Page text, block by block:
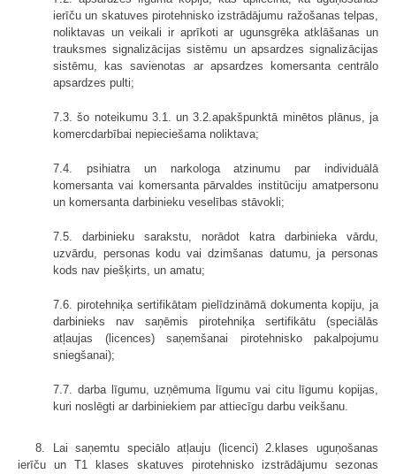
ierīču un skatuves pirotehnisko izstrādājumu ražošanas telpas,
noliktavas un veikali ir aprīkoti ar ugunsgrēka atklāšanas un
trauksmes signalizācijas sistēmu un apsardzes signalizācijas
sistēmu, kas savienotas ar apsardzes komersanta centrālo
apsardzes pulti;
7.3. šo noteikumu 3.1. un 3.2.apakšpunktā minētos plānus, ja
komercdarbībai nepieciešama noliktava;
7.4. psihiatra un narkologa atzinumu par individuālā
komersanta vai komersanta pārvaldes institūciju amatpersonu
un komersanta darbinieku veselības stāvokli;
7.5. darbinieku sarakstu, norādot katra darbinieka vārdu,
uzvārdu, personas kodu vai dzimšanas datumu, ja personas
kods nav piešķirts, un amatu;
7.6. pirotehniķa sertifikātam pielīdzināmā dokumenta kopiju, ja
darbinieks nav saņēmis pirotehniķa sertifikātu (speciālās
atļaujas (licences) saņemšanai pirotehnisko pakalpojumu
sniegšanai);
7.7. darba līgumu, uzņēmuma līgumu vai citu līgumu kopijas,
kuri noslēgti ar darbiniekiem par attiecīgu darbu veikšanu.
8. Lai saņemtu speciālo atļauju (licenci) 2.klases uguņošanas
ierīču un T1 klases skatuves pirotehnisko izstrādājumu sezonas